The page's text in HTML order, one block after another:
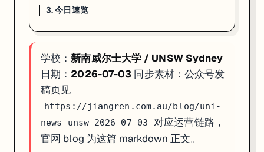
软体机器人心脏：UNSW 全合成模型模拟瓣膜病变，顶刊双发，
薪日超级年金：2026-07-01 起 7 日内缴付，中位收入者退休多
如果你在看 UNSW 的申请、奖学金或研究机会，这篇可以直接当作今
3. 今日速览
学校：新南威尔士大学 / UNSW Sydney
日期： 2026-07-03 同步素材：公众号发
稿页见
https://jiangren.com.au/blog/uni-
news-unsw-2026-07-03
对应运营链路，
官网 blog 为这篇 markdown 正文。